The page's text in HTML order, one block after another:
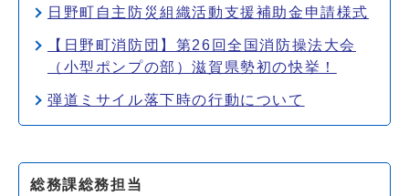
日野町自主防災組織活動支援補助金申請様式
【日野町消防団】第26回全国消防操法大会
（小型ポンプの部）滋賀県勢初の快挙！
弾道ミサイル落下時の行動について
総務課総務担当